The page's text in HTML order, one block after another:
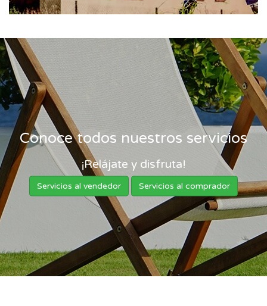
Conoce todos nuestros servicios
¡Relájate y disfruta!
Servicios al vendedor Servicios al comprador